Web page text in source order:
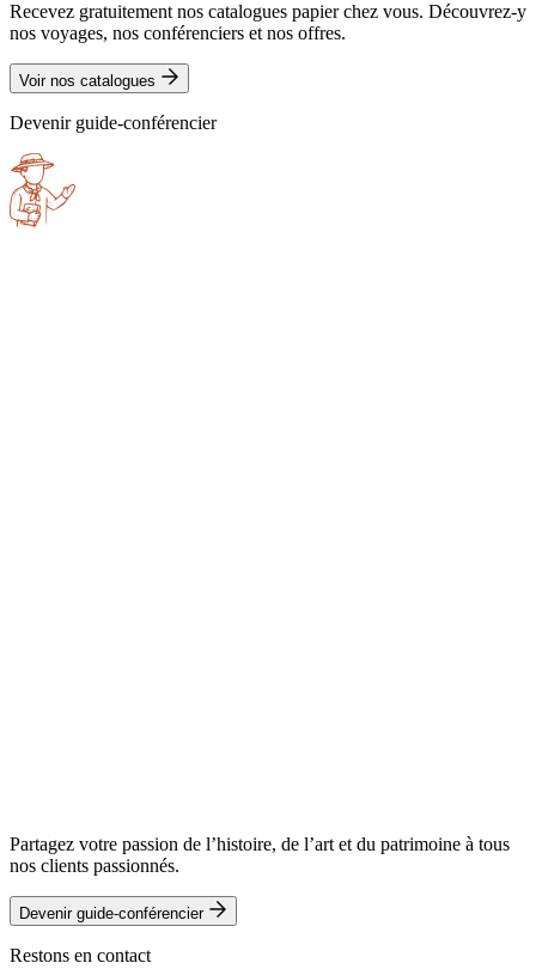
Recevez gratuitement nos catalogues papier chez vous. Découvrez-y
nos voyages, nos conférenciers et nos offres.
Voir nos catalogues
Devenir guide-conférencier
Partagez votre passion de l’histoire, de l’art et du patrimoine à tous
nos clients passionnés.
Devenir guide-conférencier
Restons en contact